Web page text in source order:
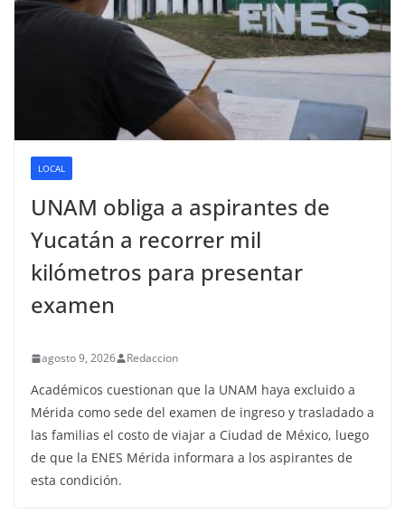
LOCAL
UNAM obliga a aspirantes de
Yucatán a recorrer mil
kilómetros para presentar
examen
agosto 9, 2026 Redaccion
Académicos cuestionan que la UNAM haya excluido a
Mérida como sede del examen de ingreso y trasladado a
las familias el costo de viajar a Ciudad de México, luego
de que la ENES Mérida informara a los aspirantes de
esta condición.